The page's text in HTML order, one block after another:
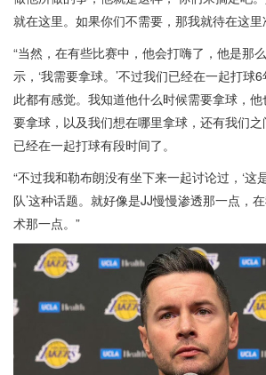
就在这里。如果你们不需要，那我就待在这里
“当然，在有些比赛中，他会打嗨了，他是那
示，‘我需要拿球。’不过我们已经在一起打球
此都有感觉。我知道他什么时候需要拿球，
要拿球，以及我们想在哪里拿球，还有我们
已经在一起打球有段时间了。
“不过我和勒布朗没有坐下来一起讨论过，‘这
队’这种话题。就好像是JJ慢慢渗透那一点，
术那一点。”